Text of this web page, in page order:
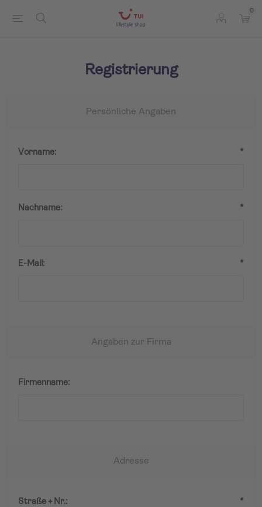
0
Registrierung
Persönliche Angaben
Vorname: *
Nachname: *
E-Mail: *
Angaben zur Firma
Firmenname:
Adresse
Straße + Nr.: *